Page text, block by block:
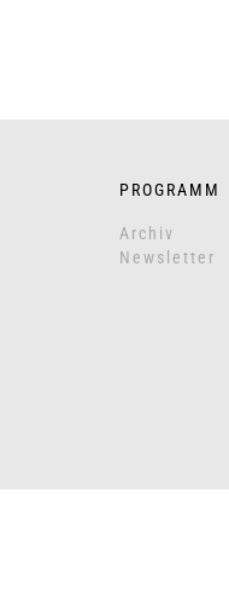
PROGRAMM
Archiv
Newsletter